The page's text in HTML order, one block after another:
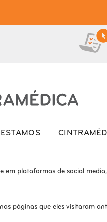
este
de navegação e acesso
pretendida sem eles
ajudam a fornecer
plataformas de social
páginas que eles visitaram